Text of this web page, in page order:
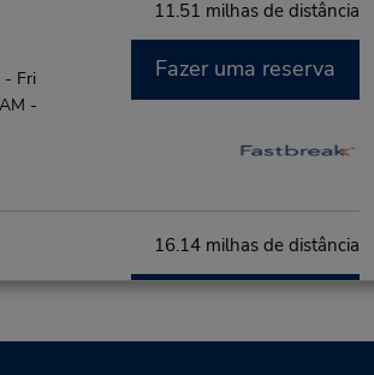
11.51 milhas de distância
- Fri
-
Fazer uma reserva
16.14 milhas de distância